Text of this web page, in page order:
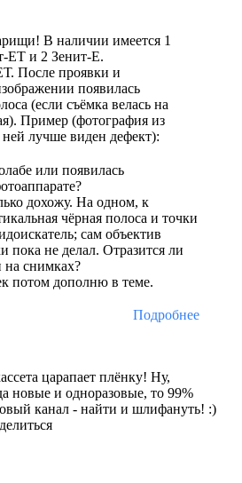
В наличии имеется 1
ЕТ и 2 Зенит-Е.
После проявки и
появилась
(если съёмка велась на
Пример (фотография из
лучше виден дефект):
или появилась
дохожу. На одном, к
чёрная полоса и точки
сам объектив
пока не делал. Отразится ли
на снимках?
потом дополню в теме.
Подробнее
царапает плёнку! Ну,
новые и одноразовые, то 99%
канал - найти и шлифануть! :)